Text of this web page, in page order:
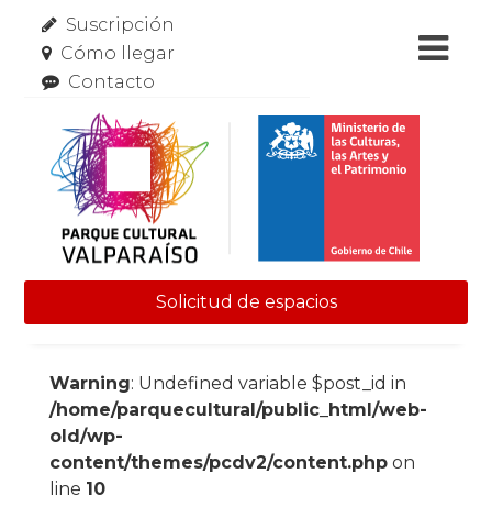
Suscripción
Cómo llegar
Contacto
Solicitud de espacios
Warning: Undefined variable $post_id in
/home/parquecultural/public_html/web-
old/wp-
content/themes/pcdv2/content.phpon
line 10